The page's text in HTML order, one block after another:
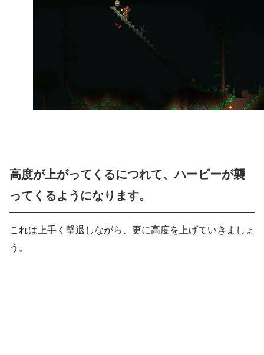
高度が上がってくるにつれて、ハーピーが襲
ってくるようになります。
これは上手く撃退しながら、更に高度を上げていきましょ
う。